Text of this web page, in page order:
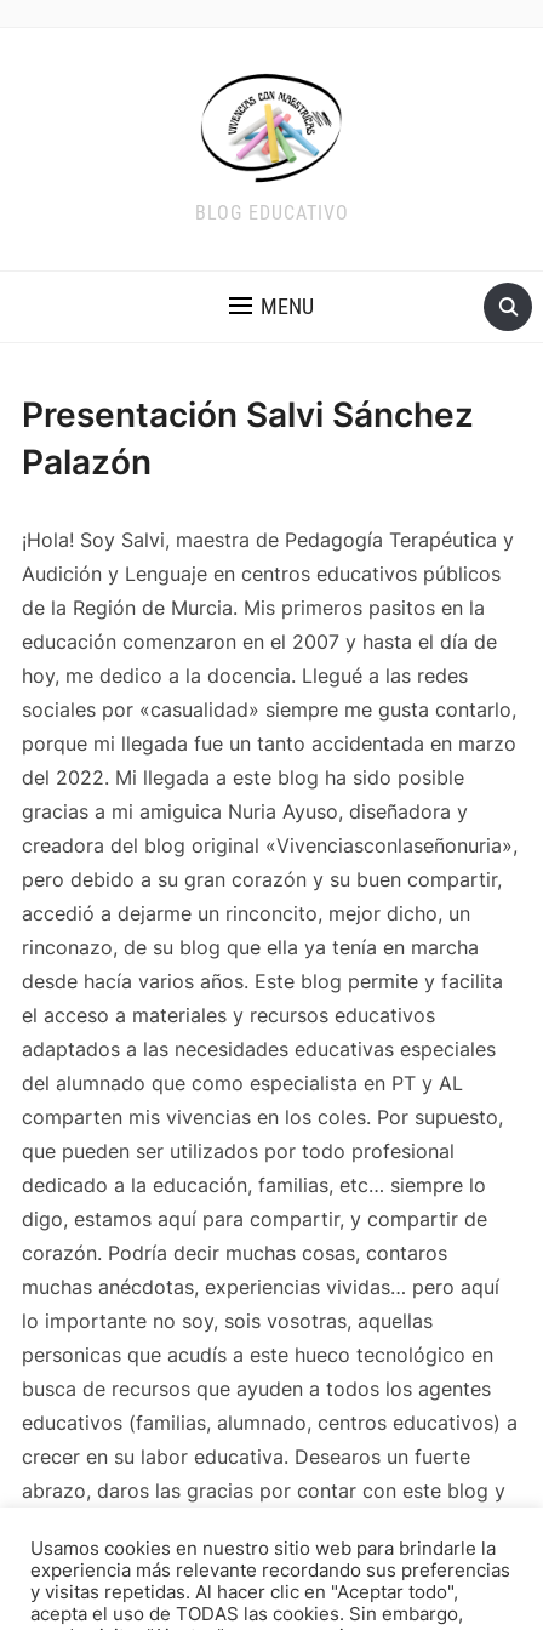
BLOG EDUCATIVO
MENU
Presentación Salvi Sánchez
Palazón
¡Hola! Soy Salvi, maestra de Pedagogía Terapéutica y
Audición y Lenguaje en centros educativos públicos
de la Región de Murcia. Mis primeros pasitos en la
educación comenzaron en el 2007 y hasta el día de
hoy, me dedico a la docencia. Llegué a las redes
sociales por «casualidad» siempre me gusta contarlo,
porque mi llegada fue un tanto accidentada en marzo
del 2022. Mi llegada a este blog ha sido posible
gracias a mi amiguica Nuria Ayuso, diseñadora y
creadora del blog original «Vivenciasconlaseñonuria»,
pero debido a su gran corazón y su buen compartir,
accedió a dejarme un rinconcito, mejor dicho, un
rinconazo, de su blog que ella ya tenía en marcha
desde hacía varios años. Este blog permite y facilita
el acceso a materiales y recursos educativos
adaptados a las necesidades educativas especiales
del alumnado que como especialista en PT y AL
comparten mis vivencias en los coles. Por supuesto,
que pueden ser utilizados por todo profesional
dedicado a la educación, familias, etc… siempre lo
digo, estamos aquí para compartir, y compartir de
corazón. Podría decir muchas cosas, contaros
muchas anécdotas, experiencias vividas… pero aquí
lo importante no soy, sois vosotras, aquellas
personicas que acudís a este hueco tecnológico en
busca de recursos que ayuden a todos los agentes
educativos (familias, alumnado, centros educativos) a
crecer en su labor educativa. Desearos un fuerte
abrazo, daros las gracias por contar con este blog y
vemos en este caminico que tantas alegrías nos da, la
educación.
Usamos cookies en nuestro sitio web para brindarle la
experiencia más relevante recordando sus preferencias
y visitas repetidas. Al hacer clic en "Aceptar todo",
acepta el uso de TODAS las cookies. Sin embargo,